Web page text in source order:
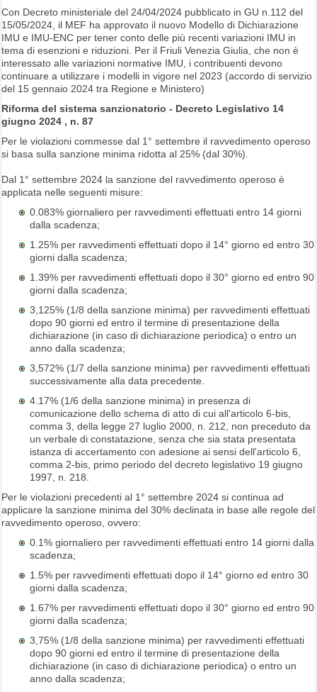
Con Decreto ministeriale del 24/04/2024 pubblicato in GU n.112 del
15/05/2024, il MEF ha approvato il nuovo Modello di Dichiarazione
IMU e IMU-ENC per tener conto delle più recenti variazioni IMU in
tema di esenzioni e riduzioni. Per il Friuli Venezia Giulia, che non è
interessato alle variazioni normative IMU, i contribuenti devono
continuare a utilizzare i modelli in vigore nel 2023 (accordo di servizio
del 15 gennaio 2024 tra Regione e Ministero)
Riforma del sistema sanzionatorio - Decreto Legislativo 14
giugno 2024 , n. 87
Per le violazioni commesse dal 1° settembre il ravvedimento operoso
si basa sulla sanzione minima ridotta al 25% (dal 30%).
Dal 1° settembre 2024 la sanzione del ravvedimento operoso è
applicata nelle seguenti misure:
0.083% giornaliero per ravvedimenti effettuati entro 14 giorni
dalla scadenza;
1.25% per ravvedimenti effettuati dopo il 14° giorno ed entro 30
giorni dalla scadenza;
1.39% per ravvedimenti effettuati dopo il 30° giorno ed entro 90
giorni dalla scadenza;
3,125% (1/8 della sanzione minima) per ravvedimenti effettuati
dopo 90 giorni ed entro il termine di presentazione della
dichiarazione (in caso di dichiarazione periodica) o entro un
anno dalla scadenza;
3,572% (1/7 della sanzione minima) per ravvedimenti effettuati
successivamente alla data precedente.
4.17% (1/6 della sanzione minima) in presenza di
comunicazione dello schema di atto di cui all'articolo 6-bis,
comma 3, della legge 27 luglio 2000, n. 212, non preceduto da
un verbale di constatazione, senza che sia stata presentata
istanza di accertamento con adesione ai sensi dell'articolo 6,
comma 2-bis, primo periodo del decreto legislativo 19 giugno
1997, n. 218.
Per le violazioni precedenti al 1° settembre 2024 si continua ad
applicare la sanzione minima del 30% declinata in base alle regole del
ravvedimento operoso, ovvero:
0.1% giornaliero per ravvedimenti effettuati entro 14 giorni dalla
scadenza;
1.5% per ravvedimenti effettuati dopo il 14° giorno ed entro 30
giorni dalla scadenza;
1.67% per ravvedimenti effettuati dopo il 30° giorno ed entro 90
giorni dalla scadenza;
3,75% (1/8 della sanzione minima) per ravvedimenti effettuati
dopo 90 giorni ed entro il termine di presentazione della
dichiarazione (in caso di dichiarazione periodica) o entro un
anno dalla scadenza;